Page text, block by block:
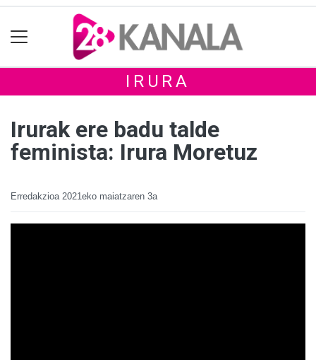
IRURA
Irurak ere badu talde
feminista: Irura Moretuz
Erredakzioa 2021eko maiatzaren 3a